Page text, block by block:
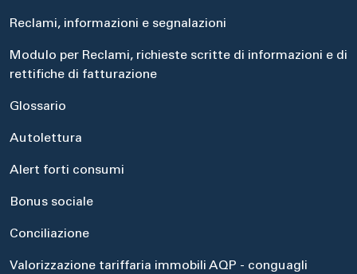
Reclami, informazioni e segnalazioni
Modulo per Reclami, richieste scritte di informazioni e di
rettifiche di fatturazione
Glossario
Autolettura
Alert forti consumi
Bonus sociale
Conciliazione
Valorizzazione tariffaria immobili AQP - conguagli